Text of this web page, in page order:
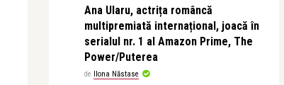
Ana Ularu, actrița româncă
multipremiată internațional, joacă în
serialul nr. 1 al Amazon Prime, The
Power/Puterea
de Ilona Năstase